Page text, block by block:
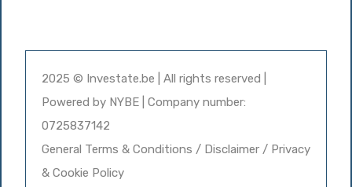
2025 © Investate.be | All rights reserved |
Powered by NYBE | Company number:
0725837142
General Terms & Conditions / Disclaimer / Privacy
& Cookie Policy